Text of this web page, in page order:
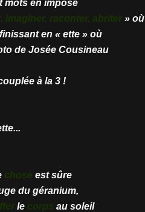
mots en imposé
imaginer, raconter, abriter» où
en « ette » où
de Josée Cousineau
à la 3 !
chose est sûre
du géranium,
le corps au soleil